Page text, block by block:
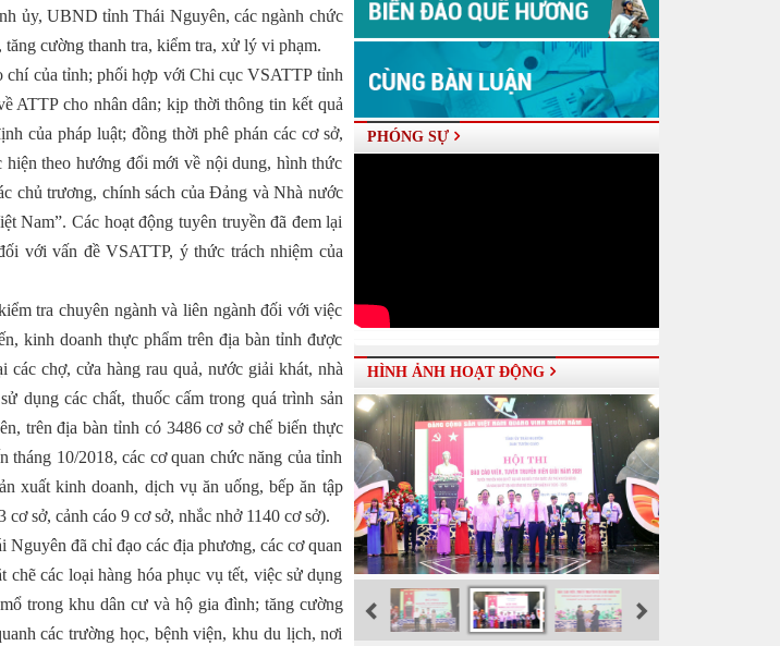
ủy, UBND tỉnh Thái Nguyên, các ngành chức
cường thanh tra, kiểm tra, xử lý vi phạm.
chí của tỉnh; phối hợp với Chi cục VSATTP tỉnh
ATTP cho nhân dân; kịp thời thông tin kết quả
của pháp luật; đồng thời phê phán các cơ sở,
hiện theo hướng đổi mới về nội dung, hình thức
chủ trương, chính sách của Đảng và Nhà nước
Nam”. Các hoạt động tuyên truyền đã đem lại
với vấn đề VSATTP, ý thức trách nhiệm của
tra chuyên ngành và liên ngành đối với việc
kinh doanh thực phẩm trên địa bàn tỉnh được
chợ, cửa hàng rau quả, nước giải khát, nhà
dụng các chất, thuốc cấm trong quá trình sản
trên địa bàn tỉnh có 3486 cơ sở chế biến thực
10/2018, các cơ quan chức năng của tỉnh
xuất kinh doanh, dịch vụ ăn uống, bếp ăn tập
sở, cảnh cáo 9 cơ sở, nhắc nhở 1140 cơ sở).
đã chỉ đạo các địa phương, các cơ quan
các loại hàng hóa phục vụ tết, việc sử dụng
trong khu dân cư và hộ gia đình; tăng cường
các trường học, bệnh viện, khu du lịch, nơi
PHÓNG SỰ
HÌNH ẢNH HOẠT ĐỘNG